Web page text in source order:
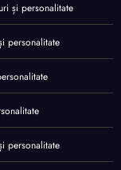
și personalitate
personalitate
personalitate